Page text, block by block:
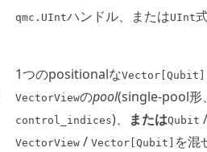
qmc.UIntハンドル、またはUInt
1つのpositionalなVector[Qubit]
VectorViewのpool(single-pool形
control_indices)、 またはQubit /
VectorView / Vector[Qubit]
を混